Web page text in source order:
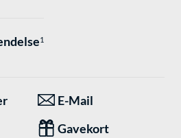
1
E-Mail
Gavekort